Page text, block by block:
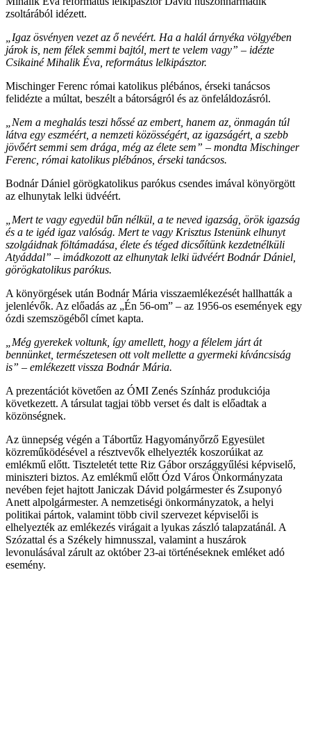
zsoltárából idézett.
„Igaz ösvényen vezet az ő nevéért. Ha a halál árnyéka völgyében
járok is, nem félek semmi bajtól, mert te velem vagy” – idézte
Csikainé Mihalik Éva, református lelkipásztor.
Mischinger Ferenc római katolikus plébános, érseki tanácsos
felidézte a múltat, beszélt a bátorságról és az önfeláldozásról.
„Nem a meghalás teszi hőssé az embert, hanem az, önmagán túl
látva egy eszméért, a nemzeti közösségért, az igazságért, a szebb
jövőért semmi sem drága, még az élete sem” – mondta Mischinger
Ferenc, római katolikus plébános, érseki tanácsos.
Bodnár Dániel görögkatolikus parókus csendes imával könyörgött
az elhunytak lelki üdvéért.
„Mert te vagy egyedül bűn nélkül, a te neved igazság, örök igazság
és a te igéd igaz valóság. Mert te vagy Krisztus Istenünk elhunyt
szolgáidnak föltámadása, élete és téged dicsőítünk kezdetnélküli
Atyáddal” – imádkozott az elhunytak lelki üdvéért Bodnár Dániel,
görögkatolikus parókus.
A könyörgések után Bodnár Mária visszaemlékezését hallhatták a
jelenlévők. Az előadás az „Én 56-om” – az 1956-os események egy
ózdi szemszögéből címet kapta.
„Még gyerekek voltunk, így amellett, hogy a félelem járt át
bennünket, természetesen ott volt mellette a gyermeki kíváncsiság
is” – emlékezett vissza Bodnár Mária.
A prezentációt követően az ÓMI Zenés Színház produkciója
következett. A társulat tagjai több verset és dalt is előadtak a
közönségnek.
Az ünnepség végén a Tábortűz Hagyományőrző Egyesület
közreműködésével a résztvevők elhelyezték koszorúikat az
emlékmű előtt. Tiszteletét tette Riz Gábor országgyűlési képviselő,
miniszteri biztos. Az emlékmű előtt Ózd Város Önkormányzata
nevében fejet hajtott Janiczak Dávid polgármester és Zsuponyó
Anett alpolgármester. A nemzetiségi önkormányzatok, a helyi
politikai pártok, valamint több civil szervezet képviselői is
elhelyezték az emlékezés virágait a lyukas zászló talapzatánál. A
Szózattal és a Székely himnusszal, valamint a huszárok
levonulásával zárult az október 23-ai történéseknek emléket adó
esemény.